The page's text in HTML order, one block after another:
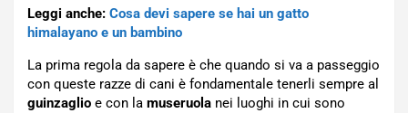
Leggi anche: Cosa devi sapere se hai un gatto
himalayano e un bambino
La prima regola da sapere è che quando si va a passeggio
con queste razze di cani è fondamentale tenerli sempre al
guinzaglio e con la museruola nei luoghi in cui sono